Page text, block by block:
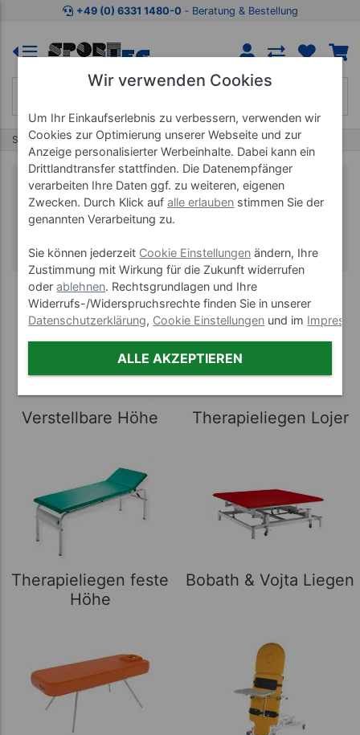
+49 (0) 6331 1480-0 ‐ Beratung & Bestellung
Start Therapieliegen
Therapieliegen
Die passende Therapieliege für Ihre
Anforderungen
Verstellbare Höhe Therapieliegen Lojer
Therapieliegen feste
Höhe
Bobath & Vojta Liegen
Wir verwenden Cookies
Um Ihr Einkaufserlebnis zu verbessern, verwenden wir
Cookies zur Optimierung unserer Webseite und zur
Anzeige personalisierter Werbeinhalte. Dabei kann ein
Drittlandtransfer stattfinden. Die Datenempfänger
verarbeiten Ihre Daten ggf. zu weiteren, eigenen
Zwecken. Durch Klick aufalle erlauben stimmen Sie der
genannten Verarbeitung zu.
Sie können jederzeit Cookie Einstellungen ändern, Ihre
Zustimmung mit Wirkung für die Zukunft widerrufen
oderablehnen. Rechtsgrundlagen und Ihre
Widerrufs-/Widerspruchsrechte finden Sie in unserer
Datenschutzerklärung, Cookie Einstellungen und im
ALLE AKZEPTIEREN